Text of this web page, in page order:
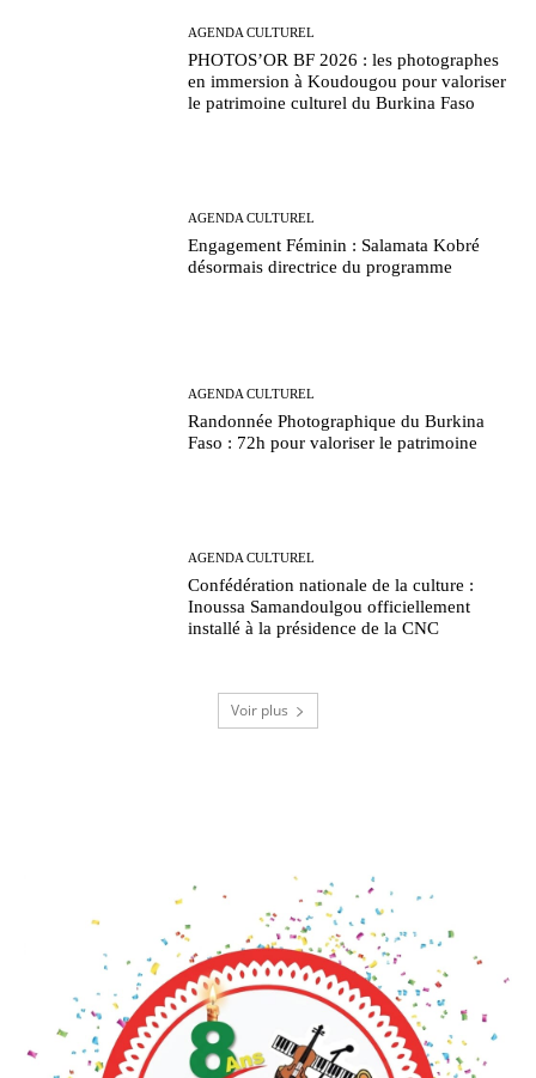
AGENDA CULTUREL
PHOTOS’OR BF 2026 : les photographes
en immersion à Koudougou pour valoriser
le patrimoine culturel du Burkina Faso
AGENDA CULTUREL
Engagement Féminin : Salamata Kobré
désormais directrice du programme
AGENDA CULTUREL
Randonnée Photographique du Burkina
Faso : 72h pour valoriser le patrimoine
AGENDA CULTUREL
Confédération nationale de la culture :
Inoussa Samandoulgou officiellement
installé à la présidence de la CNC
Voir plus